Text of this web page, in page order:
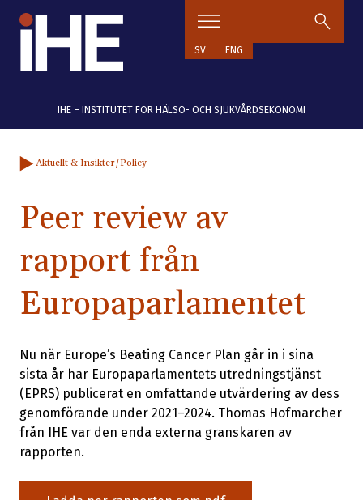
IHE – INSTITUTET FÖR HÄLSO- OCH SJUKVÅRDSEKONOMI
SV ENG
Aktuellt & Insikter/Policy
Peer review av
rapport från
Europaparlamentet
Nu när Europe’s Beating Cancer Plan går in i sina
sista år har Europaparlamentets utredningstjänst
(EPRS) publicerat en omfattande utvärdering av dess
genomförande under 2021–2024. Thomas Hofmarcher
från IHE var den enda externa granskaren av
rapporten.